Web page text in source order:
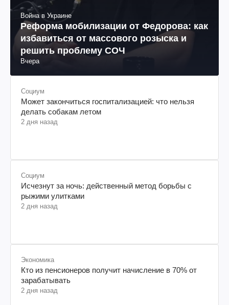
Война в Украине
Реформа мобилизации от Федорова: как
избавиться от массового розыска и
решить проблему СОЧ
Вчера
Социум
Может закончиться госпитализацией: что нельзя
делать собакам летом
2 дня назад
Социум
Исчезнут за ночь: действенный метод борьбы с
рыжими улитками
2 дня назад
Экономика
Кто из пенсионеров получит начисление в 70% от
зарабатывать
2 дня назад